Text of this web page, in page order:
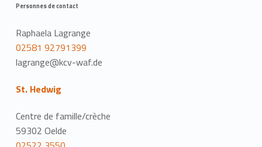
Personnes de contact
Raphaela Lagrange
02581 92791399
lagrange@kcv-waf.de
St. Hedwig
Centre de famille/crèche
59302 Oelde